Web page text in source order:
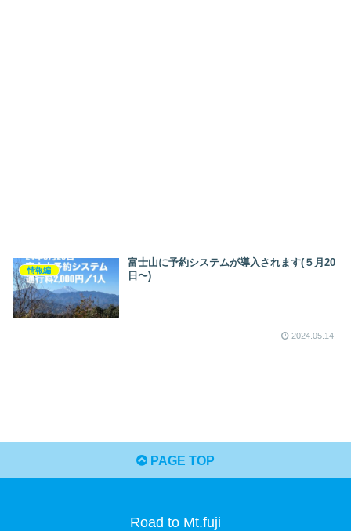
情報編
富士山に予約システムが導入されます(５月20
日〜)
2024.05.14
PAGE TOP
Road to Mt.fuji